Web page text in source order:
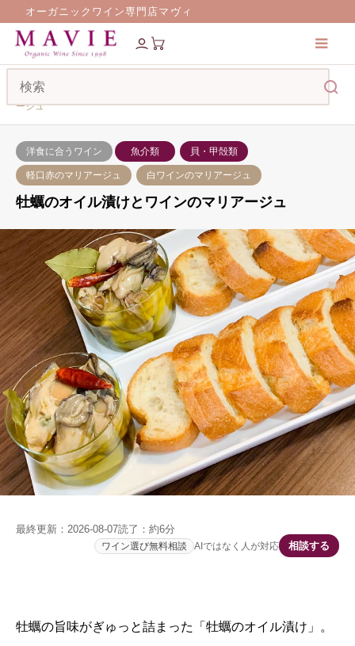
オーガニックワイン専門店マヴィ
料理とワインのマリアージュ
牡蠣のオイル漬けとワインのマリア
ージュ
洋食に合うワイン 魚介類 貝・甲殻類
軽口赤のマリアージュ 白ワインのマリアージュ
牡蠣のオイル漬けとワインのマリアージュ
最終更新： 2026-08-07読了： 約6分
ワイン選び無料相談 AIではなく人が対応 相談する
牡蠣の旨味がぎゅっと詰まった「牡蠣のオイル漬け」。